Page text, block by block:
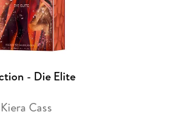
mit
undvierfarbigen
: Bist du Team Maxon oder
- Die Elite
Kiera Cass